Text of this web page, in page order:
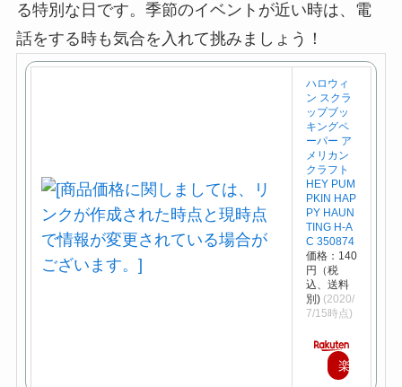
る特別な日です。季節のイベントが近い時は、電
話をする時も気合を入れて挑みましょう！
ハロウィ
ン スクラ
ップブッ
キングペ
ーパー ア
メリカン
クラフト
HEY PUM
PKIN HAP
PY HAUN
TING H-A
C 350874
価格：140
円（税
込、送料
別) (2020/
7/15時点)
楽